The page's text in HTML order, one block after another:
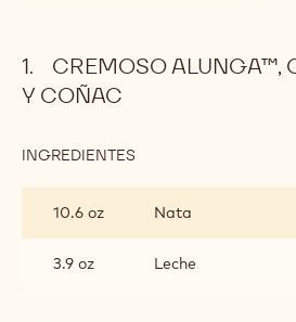
CREMOSO ALUNGA™,
Y COÑAC
INGREDIENTES
CAFÉ
EXPRESO
10.6 oz Nata
3.9 oz Leche